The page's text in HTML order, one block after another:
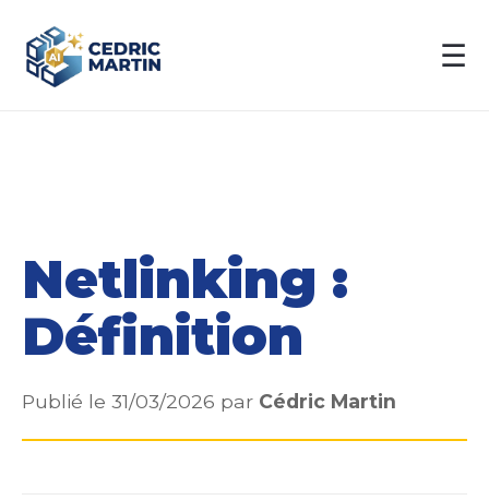
☰
Netlinking :
Définition
Publié le 31/03/2026 par Cédric Martin